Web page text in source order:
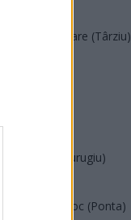
Conservatoare (Târziu)
Voiculescu)
Patrioților (Surugiu)
pe Primul Loc (Ponta)